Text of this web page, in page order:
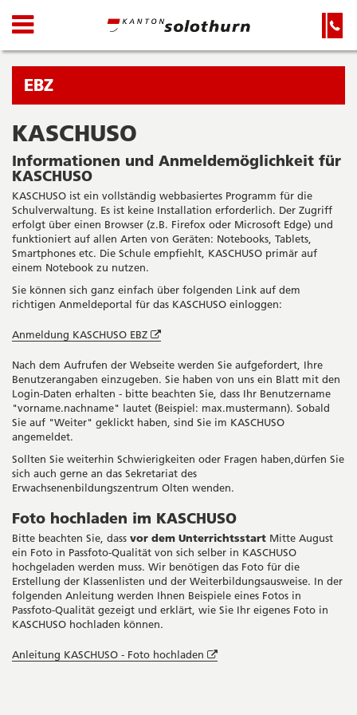
Kanton
Solothurn
Wichtige
Seiten
Startseite
Hauptnavigation
Inhalt
Sitemap
Navigation
und
Suche
Navigation
Sie
befinden
sich
gerade
in:
EBZ
KASCHUSO
Informationen und Anmeldemöglichkeit für
KASCHUSO
KASCHUSO ist ein vollständig webbasiertes Programm für die
Schulverwaltung. Es ist keine Installation erforderlich. Der Zugriff
erfolgt über einen Browser (z.B. Firefox oder Microsoft Edge) und
funktioniert auf allen Arten von Geräten: Notebooks, Tablets,
Smartphones etc. Die Schule empfiehlt, KASCHUSO primär auf
einem Notebook zu nutzen.
Sie können sich ganz einfach über folgenden Link auf dem
richtigen Anmeldeportal für das KASCHUSO einloggen:
Anmeldung KASCHUSO EBZ
Öffnet
neuem
Fenster
Nach dem Aufrufen der Webseite werden Sie aufgefordert, Ihre
Benutzerangaben einzugeben. Sie haben von uns ein Blatt mit den
Login-Daten erhalten - bitte beachten Sie, dass Ihr Benutzername
"vorname.nachname" lautet (Beispiel: max.mustermann). Sobald
Sie auf "Weiter" geklickt haben, sind Sie im KASCHUSO
angemeldet.
Sollten Sie weiterhin Schwierigkeiten oder Fragen haben,dürfen Sie
sich auch gerne an das Sekretariat des
Erwachsenenbildungszentrum Olten wenden.
Foto hochladen im KASCHUSO
Bitte beachten Sie, dass vor dem Unterrichtsstart Mitte August
ein Foto in Passfoto-Qualität von sich selber in KASCHUSO
hochgeladen werden muss. Wir benötigen das Foto für die
Erstellung der Klassenlisten und der Weiterbildungsausweise. In der
folgenden Anleitung werden Ihnen Beispiele eines Fotos in
Passfoto-Qualität gezeigt und erklärt, wie Sie Ihr eigenes Foto in
KASCHUSO hochladen können.
Anleitung KASCHUSO - Foto hochladen
Öffnet